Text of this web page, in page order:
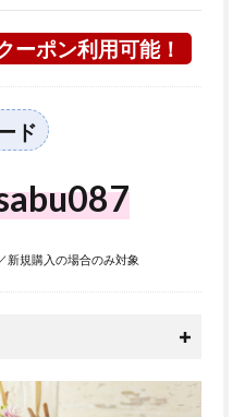
ーポン利用可能！
ド
新規購入の場合のみ対象